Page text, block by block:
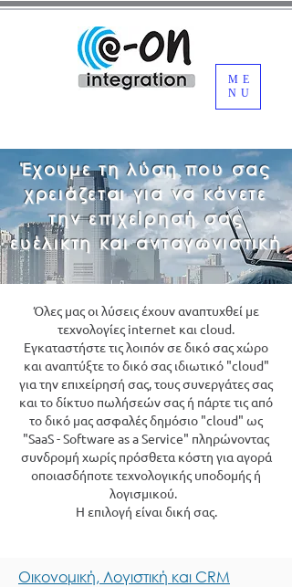
ME
NU
Έχουμε τη λύση που σας
χρειάζεται για να κάνετε
την επιχείρησή σας
ευέλικτη και ανταγωνιστική
Όλες μας οι λύσεις έχουν αναπτυχθεί με
τεχνολογίες internet και cloud.
Εγκαταστήστε τις λοιπόν σε δικό σας χώρο
και αναπτύξτε το δικό σας ιδιωτικό "cloud"
για την επιχείρησή σας, τους συνεργάτες σας
και το δίκτυο πωλήσεών σας ή πάρτε τις από
το δικό μας ασφαλές δημόσιο "cloud" ως
"SaaS - Software as a Service" πληρώνοντας
συνδρομή χωρίς πρόσθετα κόστη για αγορά
οποιασδήποτε τεχνολογικής υποδομής ή
λογισμικού.
Η επιλογή είναι δική σας.
Οικονομική, Λογιστική και CRM